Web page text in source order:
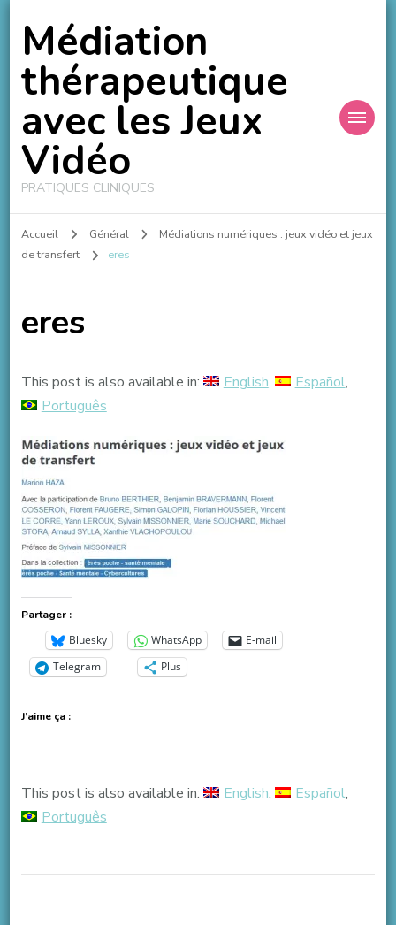
Médiation
thérapeutique
avec les Jeux
Vidéo
PRATIQUES CLINIQUES
Accueil Général
Médiations numériques : jeux vidéo et jeux
de transfert
eres
eres
This post is also available in: English
Español
Português
Partager :
Bluesky WhatsApp
E-mail
Telegram
Plus
J’aime ça :
This post is also available in: English
Español
Português